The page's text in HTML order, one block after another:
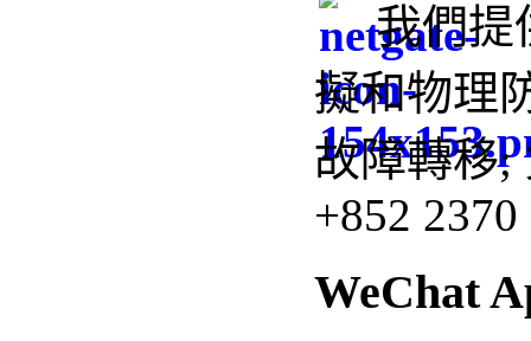
我們提
擬和物理
故障轉移
+852 2370
WeChat